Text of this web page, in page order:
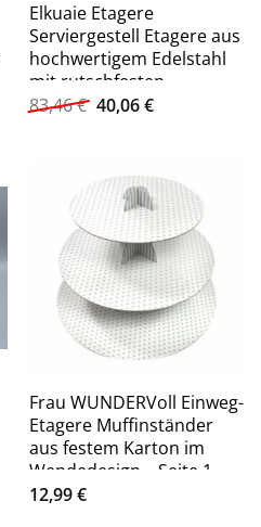
Elkuaie Etagere
Serviergestell Etagere aus
hochwertigem Edelstahl
mit rutschfesten
83,46€ Ursprünglicher
Preis
40,06€Aktueller
Frau WUNDERVoll Einweg-
Etagere Muffinständer
aus festem Karton im
Wendedesign – Seite 1
grau, weiße
12,99€